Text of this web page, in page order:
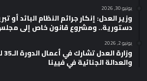
يونيو 30, 2026
وزير العدل: إنكار جرائم النظام البائد أو
دستورية.. ومشروع قانون خاص إلى
يونيو 2, 2026
والعدالة الجنائية في فيينا